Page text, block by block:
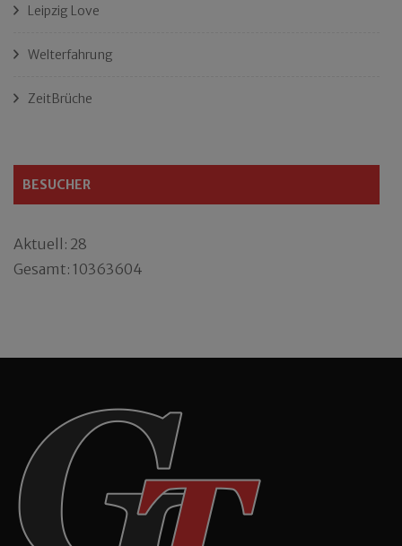
Leipzig Love
Welterfahrung
ZeitBrüche
BESUCHER
Aktuell: 28
Gesamt: 10363604